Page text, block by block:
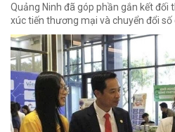
Quảng Ninh đã góp phần gắn kết đối
xúc tiến thương mại và chuyển đổi số